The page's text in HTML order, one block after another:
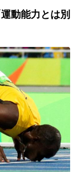
動能力とは別